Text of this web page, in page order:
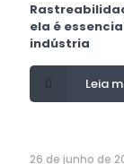
ela é
indústria
Leia
26 de junho de